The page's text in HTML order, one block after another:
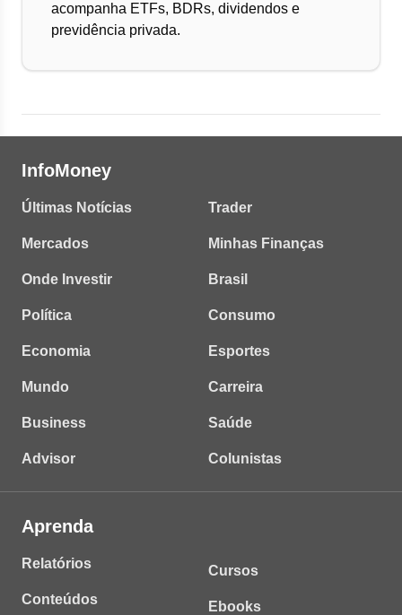
acompanha ETFs, BDRs, dividendos e
previdência privada.
InfoMoney
Últimas Notícias
Mercados
Onde Investir
Política
Economia
Mundo
Business
Advisor
Trader
Minhas Finanças
Brasil
Consumo
Esportes
Carreira
Saúde
Colunistas
Aprenda
Relatórios
Conteúdos
Cursos
Ebooks